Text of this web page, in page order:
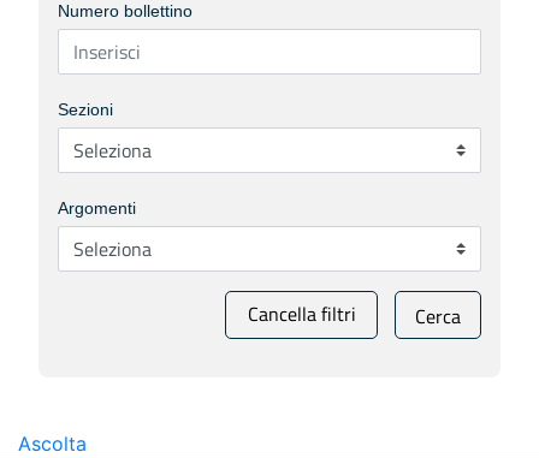
Numero bollettino
Sezioni
Argomenti
Cancella filtri Cerca
Ascolta